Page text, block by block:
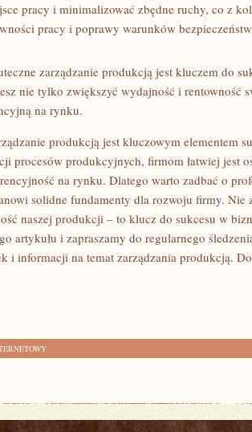
pracy i⁣ minimalizować ⁤zbędne ruchy, co⁤ z
pracy i poprawy warunków
zarządzanie​ produkcją jest ​kluczem do⁣
nie tylko zwiększyć wydajność i ‍rentowność
na ⁢rynku.
produkcją ‌jest kluczowym‌ elementem
procesów produkcyjnych, firmom‌ łatwiej jest‌
na rynku. Dlatego warto zadbać⁤ o
solidne fundamenty dla rozwoju firmy.‌ Nie
naszej produkcji – to klucz ‌do ⁣sukcesu w
artykułu i zapraszamy do regularnego
i informacji na temat zarządzania produkcją.